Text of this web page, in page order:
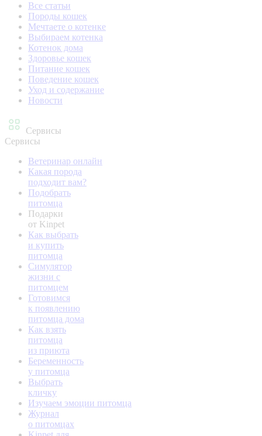
Все статьи
Породы кошек
Мечтаете о котенке
Выбираем котенка
Котенок дома
Здоровье кошек
Питание кошек
Поведение кошек
Уход и содержание
Новости
Сервисы
Сервисы
Ветеринар онлайн
Какая порода
подходит вам?
Подобрать
питомца
Подарки
от Kinpet
Как выбрать
и купить
питомца
Симулятор
жизни с
питомцем
Готовимся
к появлению
питомца дома
Как взять
питомца
из приюта
Беременность
у питомца
Выбрать
кличку
Изучаем эмоции питомца
Журнал
о питомцах